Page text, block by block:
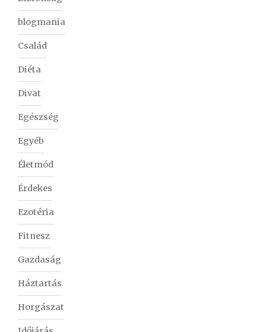
blogmania
Család
Diéta
Divat
Egészség
Egyéb
Életmód
Érdekes
Ezotéria
Fitnesz
Gazdaság
Háztartás
Horgászat